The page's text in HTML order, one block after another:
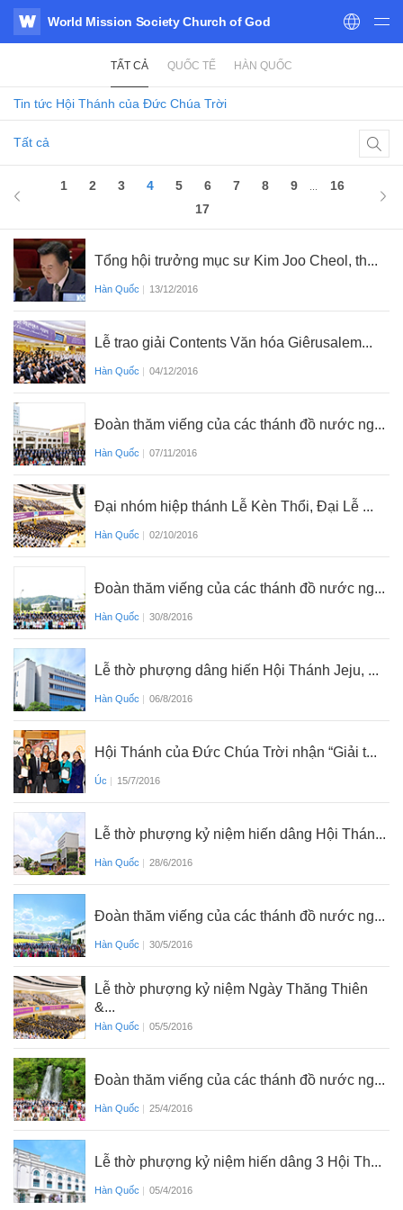
WATV
World Mission Society Church of God
TẤT CẢ QUỐC TẾ HÀN QUỐC
Tin tức Hội Thánh của Đức Chúa Trời
Tất cả
1 2 3 4 5 6 7 8 9
16
17
Tổng hội trưởng mục sư Kim Joo Cheol, th...
Hàn Quốc | 13/12/2016
Lễ trao giải Contents Văn hóa Giêrusalem...
Hàn Quốc | 04/12/2016
Đoàn thăm viếng của các thánh đồ nước ng...
Hàn Quốc | 07/11/2016
Đại nhóm hiệp thánh Lễ Kèn Thổi, Đại Lễ ...
Hàn Quốc | 02/10/2016
Đoàn thăm viếng của các thánh đồ nước ng...
Hàn Quốc | 30/8/2016
Lễ thờ phượng dâng hiến Hội Thánh Jeju, ...
Hàn Quốc | 06/8/2016
Hội Thánh của Đức Chúa Trời nhận “Giải t...
Úc | 15/7/2016
Lễ thờ phượng kỷ niệm hiến dâng Hội Thán...
Hàn Quốc | 28/6/2016
Đoàn thăm viếng của các thánh đồ nước ng...
Hàn Quốc | 30/5/2016
Lễ thờ phượng kỷ niệm Ngày Thăng Thiên
&...
Hàn Quốc | 05/5/2016
Đoàn thăm viếng của các thánh đồ nước ng...
Hàn Quốc | 25/4/2016
Lễ thờ phượng kỷ niệm hiến dâng 3 Hội Th...
Hàn Quốc | 05/4/2016